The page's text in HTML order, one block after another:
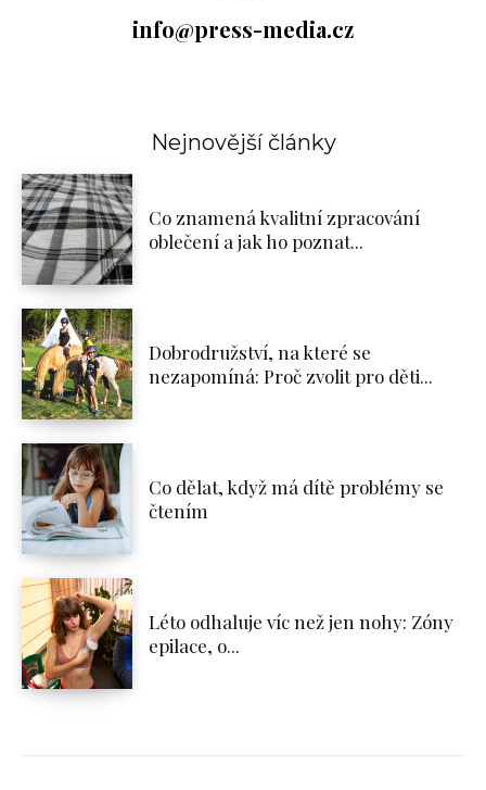
info@press-media.cz
Nejnovější články
Co znamená kvalitní zpracování
oblečení a jak ho poznat...
Dobrodružství, na které se
nezapomíná: Proč zvolit pro děti...
Co dělat, když má dítě problémy se
čtením
Léto odhaluje víc než jen nohy: Zóny
epilace, o...